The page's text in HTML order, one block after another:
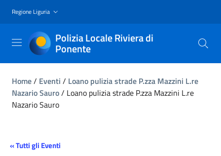
Regione Liguria
Polizia Locale Riviera di
Ponente
Home/ Eventi / Loano pulizia strade P.zza Mazzini L.re
Nazario Sauro/ Loano pulizia strade P.zza Mazzini L.re
Nazario Sauro
« Tutti gli Eventi